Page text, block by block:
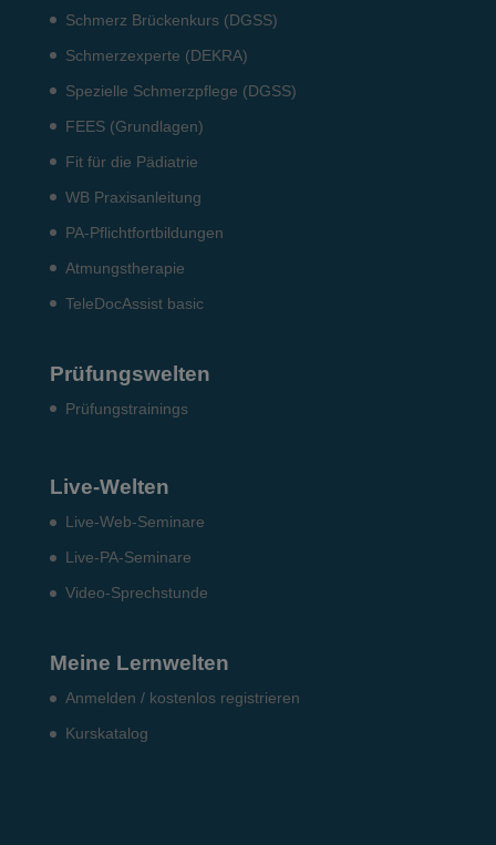
Schmerz Brückenkurs (DGSS)
Schmerzexperte (DEKRA)
Spezielle Schmerzpflege (DGSS)
FEES (Grundlagen)
Fit für die Pädiatrie
WB Praxisanleitung
PA-Pflichtfortbildungen
Atmungstherapie
TeleDocAssist basic
Prüfungswelten
Prü­fungs­trai­nings
Live-Welten
Live-Web-Seminare
Live-PA-Seminare
Video-Sprechstunde
Meine Lernwelten
Anmelden / kostenlos registrieren
Kurskatalog